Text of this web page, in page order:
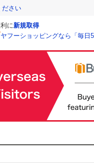
ださい
に新規取得
ヤフーショッピングなら「毎日